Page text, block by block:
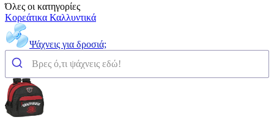
Όλες οι κατηγορίες
Κορεάτικα Καλλυντικά
Ψάχνεις για δροσιά;